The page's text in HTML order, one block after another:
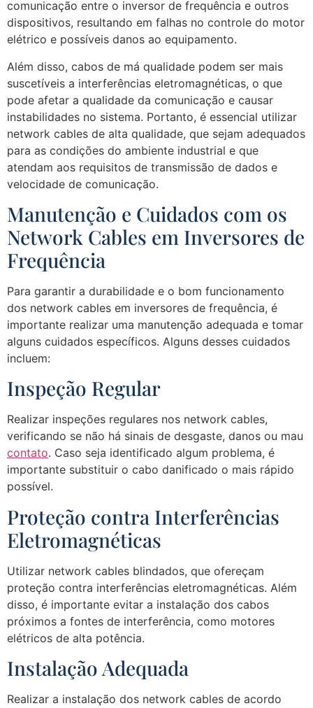
comunicação entre o inversor de frequência e outros
dispositivos, resultando em falhas no controle do motor
elétrico e possíveis danos ao equipamento.
Além disso, cabos de má qualidade podem ser mais
suscetíveis a interferências eletromagnéticas, o que
pode afetar a qualidade da comunicação e causar
instabilidades no sistema. Portanto, é essencial utilizar
network cables de alta qualidade, que sejam adequados
para as condições do ambiente industrial e que
atendam aos requisitos de transmissão de dados e
velocidade de comunicação.
Manutenção e Cuidados com os
Network Cables em Inversores de
Frequência
Para garantir a durabilidade e o bom funcionamento
dos network cables em inversores de frequência, é
importante realizar uma manutenção adequada e tomar
alguns cuidados específicos. Alguns desses cuidados
incluem:
Inspeção Regular
Realizar inspeções regulares nos network cables,
verificando se não há sinais de desgaste, danos ou mau
contato. Caso seja identificado algum problema, é
importante substituir o cabo danificado o mais rápido
possível.
Proteção contra Interferências
Eletromagnéticas
Utilizar network cables blindados, que ofereçam
proteção contra interferências eletromagnéticas. Além
disso, é importante evitar a instalação dos cabos
próximos a fontes de interferência, como motores
elétricos de alta potência.
Instalação Adequada
Realizar a instalação dos network cables de acordo